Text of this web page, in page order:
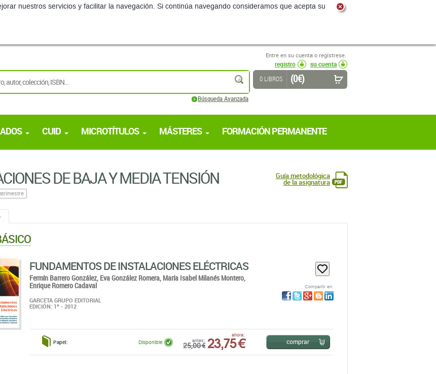
nuestros servicios y facilitar la navegación. Si continúa navegando consideramos que acepta su
Entre en su cuenta o regístrese.
registro
su cuenta
buscar
Búsqueda Avanzada
0 LIBROS (0 €)
CUID MICROTÍTULOS MÁSTERES FORMACIÓN PERMANENTE
DE BAJA Y MEDIA TENSIÓN Guía metodológica
de la asignatura
FUNDAMENTOS DE INSTALACIONES ELÉCTRICAS
Fermín Barrero González, Eva González Romera, María Isabel Milanés Montero,
Enrique Romero Cadaval
GARCETA GRUPO EDITORIAL
EDICIÓN: 1ª - 2012
Compartir en:
Papel: antes:
25,00 €
ahora:
23,75 €
Disponible comprar